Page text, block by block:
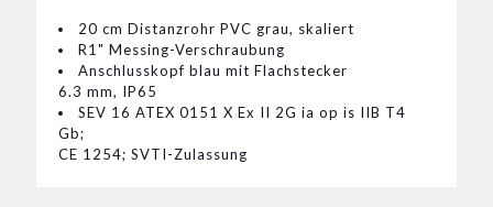
20 cm Distanzrohr PVC grau, skaliert
R1" Messing-Verschraubung
Anschlusskopf blau mit Flachstecker
6.3 mm, IP65
SEV 16 ATEX 0151 X Ex II 2G ia op is IIB T4
Gb;
CE 1254; SVTI-Zulassung